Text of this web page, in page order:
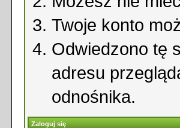
Twoje konto
Odwiedzono tę
adresu
odnośnika.
Zaloguj się